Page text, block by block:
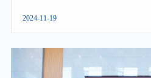
2024-11-19